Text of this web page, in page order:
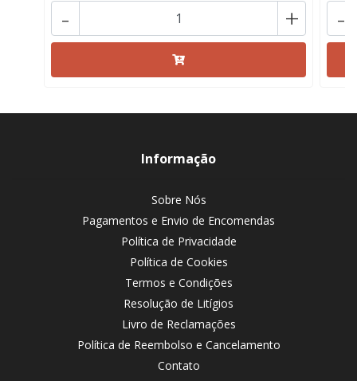
+
- -
Informação
Sobre Nós
Pagamentos e Envio de Encomendas
Política de Privacidade
Política de Cookies
Termos e Condições
Resolução de Litígios
Livro de Reclamações
Política de Reembolso e Cancelamento
Contato